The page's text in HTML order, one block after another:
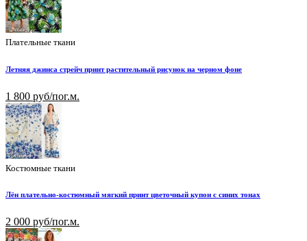
Плательные ткани
Летняя джинса стрейч принт растительный рисунок на черном фоне
1 800 руб/пог.м.
Костюмные ткани
Лён плательно-костюмный мягкий принт цветочный купон с синих тонах
2 000 руб/пог.м.